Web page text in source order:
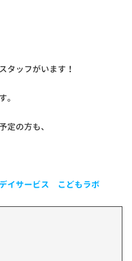
タッフがいます！
。
の方も、
イサービス こどもラボ